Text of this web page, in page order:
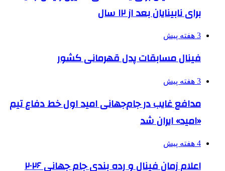
برای نابینایان بعد از ۱۲ سال
3 هفته پیش
فینال مسابقات پدل قهرمانی کشور
3 هفته پیش
مدافع غایب در جام‌جهانی امید اول خط دفاع تیم
«امید» ایران شد
4 هفته پیش
اعلام زمان فینال و رده بندی جام جهانی ۲۰۲۶